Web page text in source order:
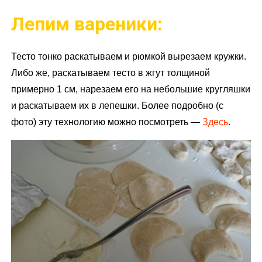
Лепим вареники:
Тесто тонко раскатываем и рюмкой вырезаем кружки.
Либо же, раскатываем тесто в жгут толщиной
примерно 1 см, нарезаем его на небольшие кругляшки
и раскатываем их в лепешки. Более подробно (с
фото) эту технологию можно посмотреть —Здесь.